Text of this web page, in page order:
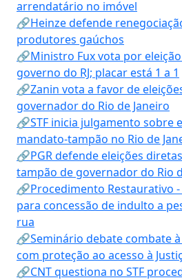
arrendatário no imóvel
🔗Heinze defende
produtores gaúchos
🔗Ministro Fux vota por
governo do RJ; placar está 1 a 1
🔗Zanin vota a favor de
governador do Rio de Janeiro
🔗STF inicia julgamento sobre
mandato-tampão no Rio de
🔗PGR defende eleições
tampão de governador do Rio
🔗Procedimento Restaurativo
para concessão de indulto a
rua
🔗Seminário debate combate
com proteção ao acesso à
🔗CNT questiona no STF